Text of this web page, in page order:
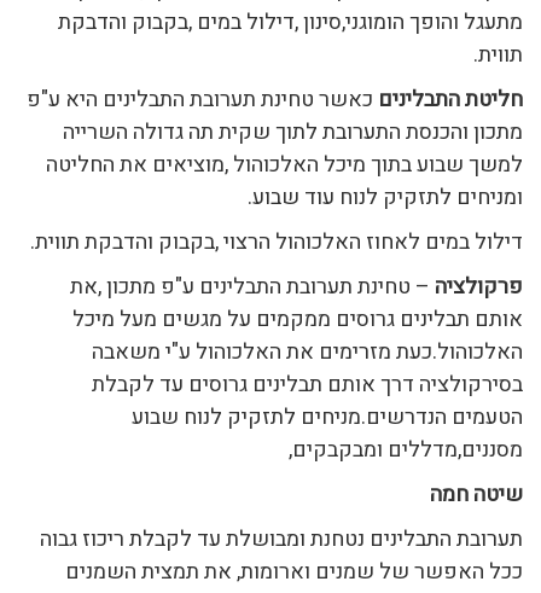
מתעגל והופך הומוגני,סינון ,דילול במים ,בקבוק והדבקת
תווית.
חליטת התבלינים כאשר טחינת תערובת התבלינים היא ע"פ
מתכון והכנסת התערובת לתוך שקית תה גדולה השרייה
למשך שבוע בתוך מיכל האלכוהול ,מוציאים את החליטה
ומניחים לתזקיק לנוח עוד שבוע.
דילול במים לאחוז האלכוהול הרצוי ,בקבוק והדבקת תווית.
פרקולציה – טחינת תערובת התבלינים ע"פ מתכון ,את
אותם תבלינים גרוסים ממקמים על מגשים מעל מיכל
האלכוהול.כעת מזרימים את האלכוהול ע"י משאבה
בסירקולציה דרך אותם תבלינים גרוסים עד לקבלת
הטעמים הנדרשים.מניחים לתזקיק לנוח שבוע
מסננים,מדללים ומבקבקים,
שיטה חמה
תערובת התבלינים נטחנת ומבושלת עד לקבלת ריכוז גבוה
ככל האפשר של שמנים וארומות, את תמצית השמנים